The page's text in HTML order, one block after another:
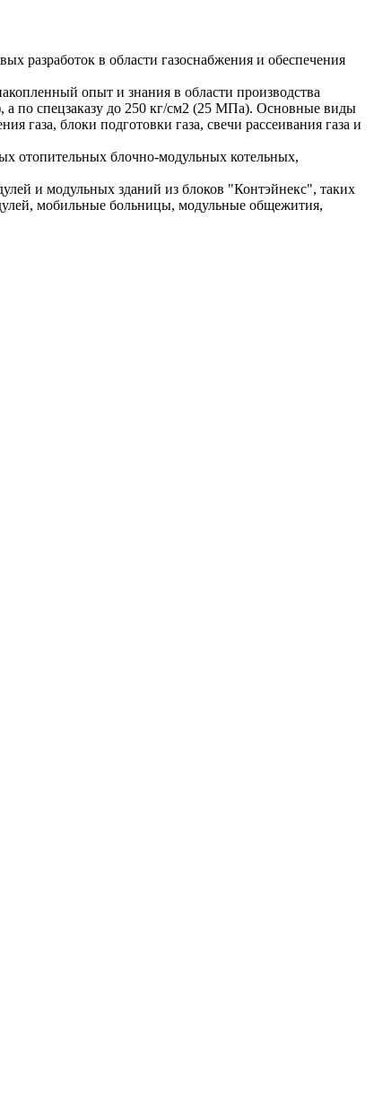
разработок в области газоснабжения и обеспечения
опыт и знания в области производства
по спецзаказу до 250 кг/см2 (25 МПа). Основные виды
газа, блоки подготовки газа, свечи рассеивания газа и
отопительных блочно-модульных котельных,
и модульных зданий из блоков "Контэйнекс", таких
мобильные больницы, модульные общежития,